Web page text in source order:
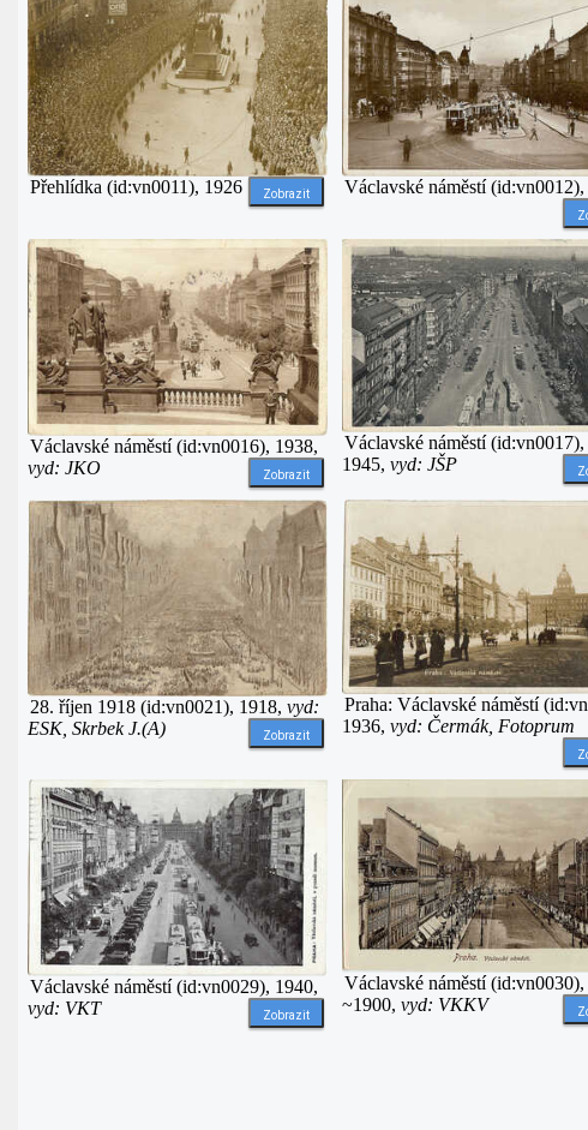
Přehlídka (id:vn0011), 1926 Zobrazit Václavské náměstí (id:vn0012),
Václavské náměstí (id:vn0016), 1938,
vyd: JKO
Zobrazit
Václavské náměstí
1945, vyd: JŠP
28. říjen 1918 (id:vn0021), 1918, vyd:
ESK, Skrbek J.(A)
Zobrazit
Praha: Václavské náměstí
1936, vyd: Čermák, Fotoprum
Václavské náměstí (id:vn0029), 1940,
vyd: VKT
Zobrazit
Václavské náměstí (id:vn0030),
~1900, vyd: VKKV